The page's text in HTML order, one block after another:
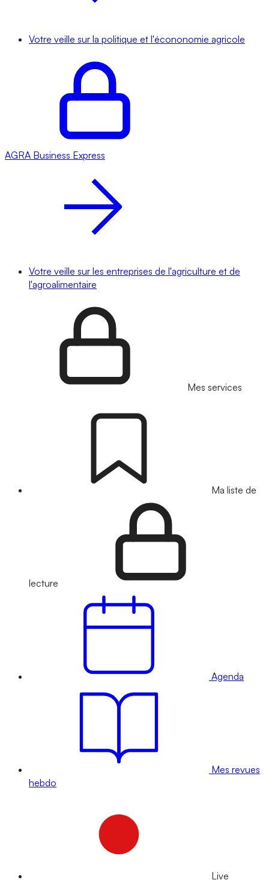
Votre veille sur la politique et l'écononomie agricole
AGRA Business Express
Votre veille sur les entreprises de l'agriculture et de
l'agroalimentaire
Mes services
Ma liste de
lecture
Agenda
Mes revues
hebdo
Live